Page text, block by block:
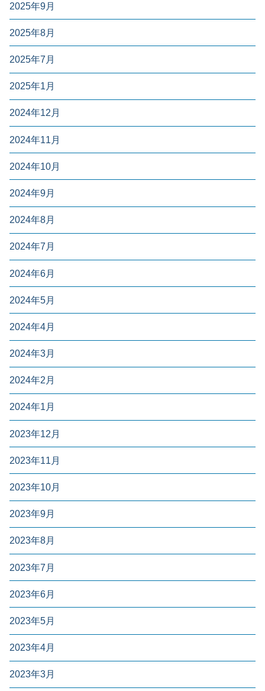
2025年9月
2025年8月
2025年7月
2025年1月
2024年12月
2024年11月
2024年10月
2024年9月
2024年8月
2024年7月
2024年6月
2024年5月
2024年4月
2024年3月
2024年2月
2024年1月
2023年12月
2023年11月
2023年10月
2023年9月
2023年8月
2023年7月
2023年6月
2023年5月
2023年4月
2023年3月